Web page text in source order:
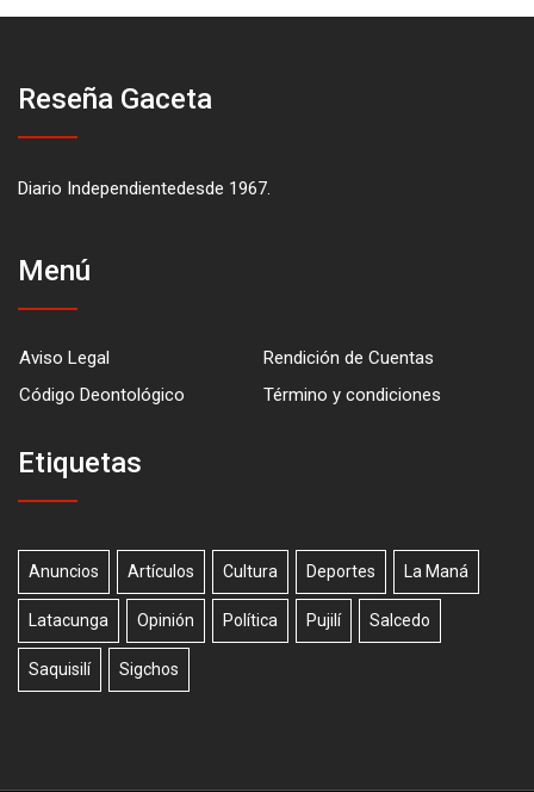
Reseña Gaceta
Diario Independientedesde 1967.
Menú
Aviso Legal
Rendición de Cuentas
Código Deontológico
Término y condiciones
Etiquetas
Anuncios Artículos Cultura Deportes La Maná
Latacunga Opinión Política Pujilí Salcedo
Saquisilí Sigchos